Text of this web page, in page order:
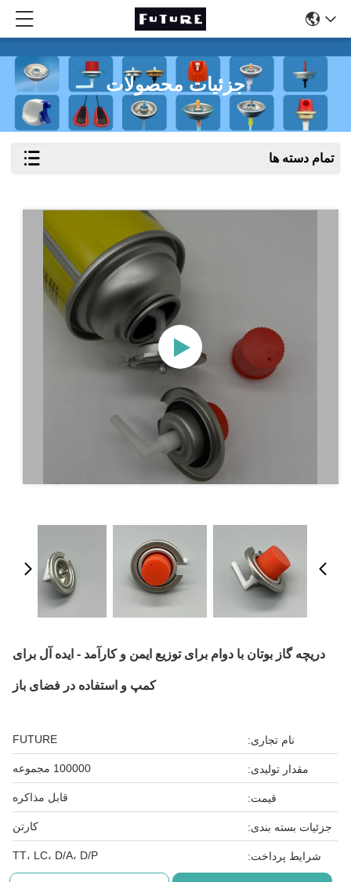
جزئیات محصولات
تمام دسته ها
دریچه گاز بوتان با دوام برای توزیع ایمن و کارآمد - ایده آل برای
کمپ و استفاده در فضای باز
نام تجاری: FUTURE
مقدار تولیدی: 100000 مجموعه
قیمت: قابل مذاکره
جزئیات بسته بندی: کارتن
شرایط پرداخت: TT، LC، D/A، D/P